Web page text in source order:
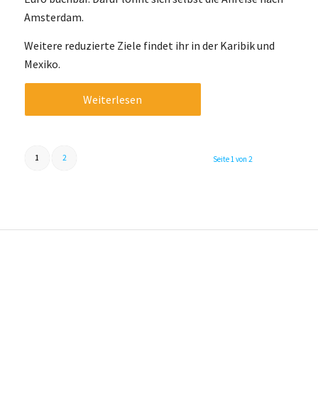
Amsterdam.
Weitere reduzierte Ziele findet ihr in der Karibik und
Mexiko.
Weiterlesen
Seite 1 von 2
1 2